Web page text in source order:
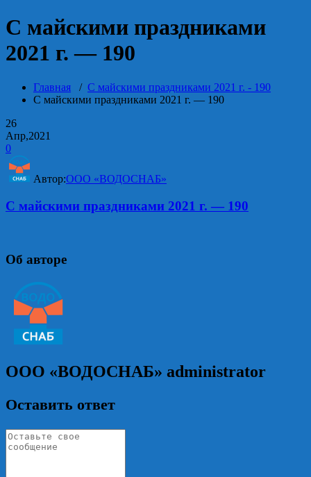
С майскими праздниками
2021 г. — 190
Главная / С майскими праздниками 2021 г. - 190
С майскими праздниками 2021 г. — 190
26
Апр,2021
0
Автор:ООО «ВОДОСНАБ»
С майскими праздниками 2021 г. — 190
Об авторе
ООО «ВОДОСНАБ» administrator
Оставить ответ